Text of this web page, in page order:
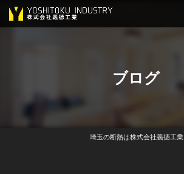
ブログ
埼玉の断熱は株式会社義德工業